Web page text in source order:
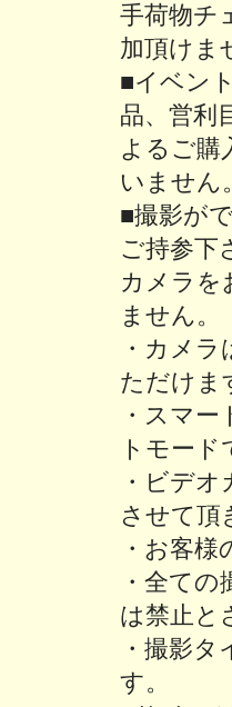
手荷物チ
加頂けま
■イベン
品、営利
よるご購
いません
■撮影が
ご持参下
カメラを
ません。
・カメ
ただけま
・スマ
トモー
・ビデ
させて頂
・お客
・全て
は禁止と
・撮影
す。